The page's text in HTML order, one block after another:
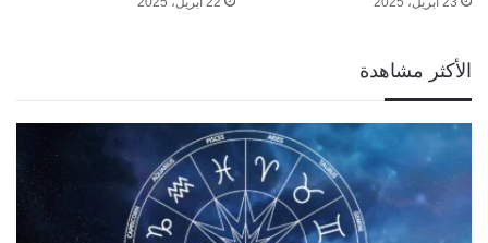
الأكثر مشاهدة